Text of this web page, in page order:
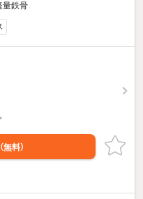
量鉄骨
（無料）